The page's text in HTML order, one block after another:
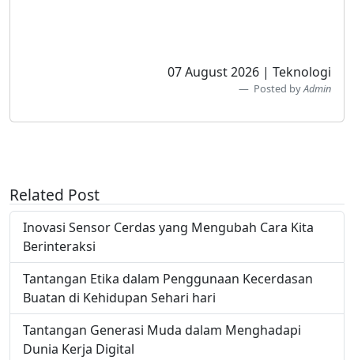
07 August 2026 | Teknologi
Posted byAdmin
Related Post
Inovasi Sensor Cerdas yang Mengubah Cara Kita
Berinteraksi
Tantangan Etika dalam Penggunaan Kecerdasan
Buatan di Kehidupan Sehari hari
Tantangan Generasi Muda dalam Menghadapi
Dunia Kerja Digital